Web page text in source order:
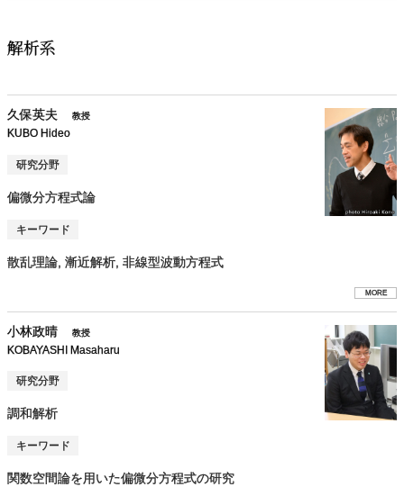
解析系
久保英夫 教授
KUBO Hideo
研究分野
偏微分方程式論
キーワード
散乱理論, 漸近解析, 非線型波動方程式
MORE
小林政晴 教授
KOBAYASHI Masaharu
研究分野
調和解析
キーワード
関数空間論を用いた偏微分方程式の研究